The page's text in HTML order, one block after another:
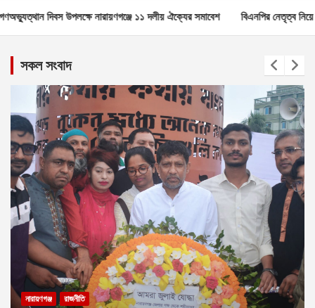
১১ দলীয় ঐক্যের সমাবেশ বিএনপির নেতৃত্ব নিয়ে মন্তব্য কোনোভাবেই গ্রহণযোগ্য
সকল সংবাদ
নারায়ণগঞ্জ রাজনীতি